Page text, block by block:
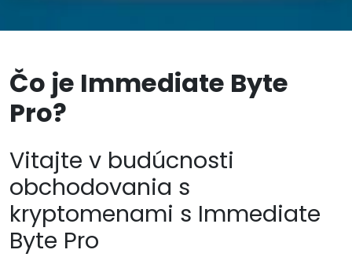
Čo je Immediate Byte
Pro?
Vitajte v budúcnosti
obchodovania s
kryptomenami s Immediate
Byte Pro